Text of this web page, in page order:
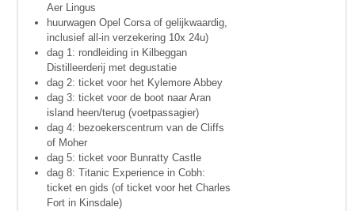
Aer Lingus
huurwagen Opel Corsa of gelijkwaardig,
inclusief all-in verzekering 10x 24u)
dag 1: rondleiding in Kilbeggan
Distilleerderij met degustatie
dag 2: ticket voor het Kylemore Abbey
dag 3: ticket voor de boot naar Aran
island heen/terug (voetpassagier)
dag 4: bezoekerscentrum van de Cliffs
of Moher
dag 5: ticket voor Bunratty Castle
dag 8: Titanic Experience in Cobh:
ticket en gids (of ticket voor het Charles
Fort in Kinsdale)